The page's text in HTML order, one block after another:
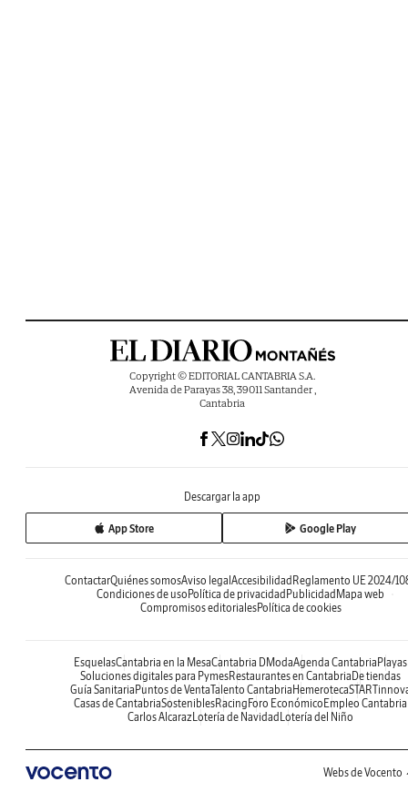
Copyright © EDITORIAL CANTABRIA S.A.
Avenida de Parayas 38, 39011 Santander ,
Cantabria
Descargar la app
App Store Google Play
ContactarQuiénes somosAviso legal Accesibilidad Reglamento UE 2024/
Condiciones de uso Política de privacidad Publicidad Mapa web
Compromisos editorialesPolítica de cookies
EsquelasCantabria en la MesaCantabria DModaAgenda Cantabria Playas
Soluciones digitales para PymesRestaurantes en Cantabria De tiendas
Guía Sanitaria Puntos de VentaTalento Cantabria Hemeroteca
Casas de CantabriaSosteniblesRacing Foro Económico Empleo Cantabria
Carlos AlcarazLotería de Navidad Lotería del Niño
Webs de Vocento